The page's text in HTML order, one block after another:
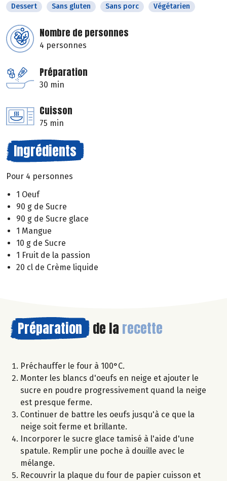
Dessert Sans gluten Sans porc Végétarien
Nombre de personnes
4 personnes
Préparation
30 min
Cuisson
75 min
Ingrédients
Pour 4 personnes
1 Oeuf
90 g de Sucre
90 g de Sucre glace
1 Mangue
10 g de Sucre
1 Fruit de la passion
20 cl de Crème liquide
Préparation de la recette
Préchauffer le four à 100°C.
Monter les blancs d'oeufs en neige et ajouter le
sucre en poudre progressivement quand la neige
est presque ferme.
Continuer de battre les oeufs jusqu'à ce que la
neige soit ferme et brillante.
Incorporer le sucre glace tamisé à l'aide d'une
spatule. Remplir une poche à douille avec le
mélange.
Recouvrir la plaque du four de papier cuisson et